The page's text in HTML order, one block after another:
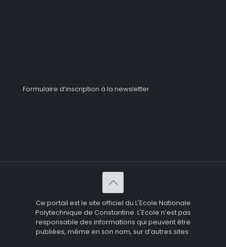
Formulaire d’inscription à la newsletter
Ce portail est le site officiel du L'Ecole Nationale
Polytechnique de Constantine. L'Ecole n’est pas
responsable des informations qui peuvent être
publiées, même en son nom, sur d’autres sites.